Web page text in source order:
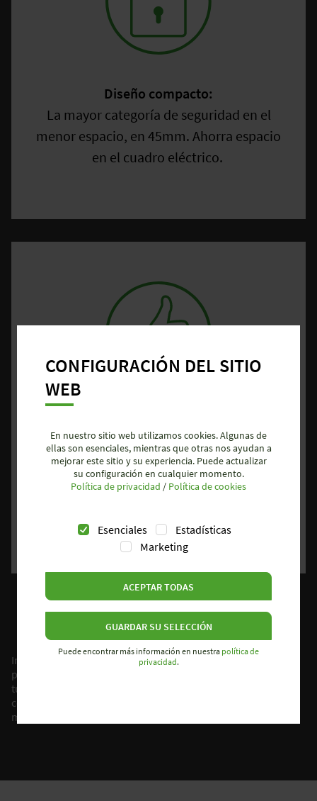
Diseño compacto:
La mayor categoría de seguridad en el
menor espacio, en 45mm. Ahorra espacio
en el cuadro eléctrico.
con el informe técnico generado con tan
sólo un click, tienes toda la información
necesaria referente al proyecto de
Invierte en un futuro más seguro. Prueba nuestro relé
programable de seguridad samos®PRO COMPACT y asegura
tus proyectos de automatización. Con nuestras soluciones
completas de seguridad industrial estás en el camino a una
máquina más eficiente y segura.
CONFIGURACIÓN DEL SITIO
WEB
En nuestro sitio web utilizamos cookies. Algunas de
ellas son esenciales, mientras que otras nos ayudan a
mejorar este sitio y su experiencia. Puede actualizar
su configuración en cualquier momento.
Política de privacidad / Política de cookies
Esenciales
Estadísticas
Marketing
ACEPTAR TODAS
GUARDAR SU SELECCIÓN
Puede encontrar más información en nuestra política de
privacidad.